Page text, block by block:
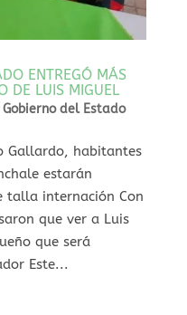
ENTREGÓ MÁS
DE LUIS MIGUEL
Gobierno del Estado
Gallardo, habitantes
estarán
talla internación Con
que ver a Luis
que será
Este...